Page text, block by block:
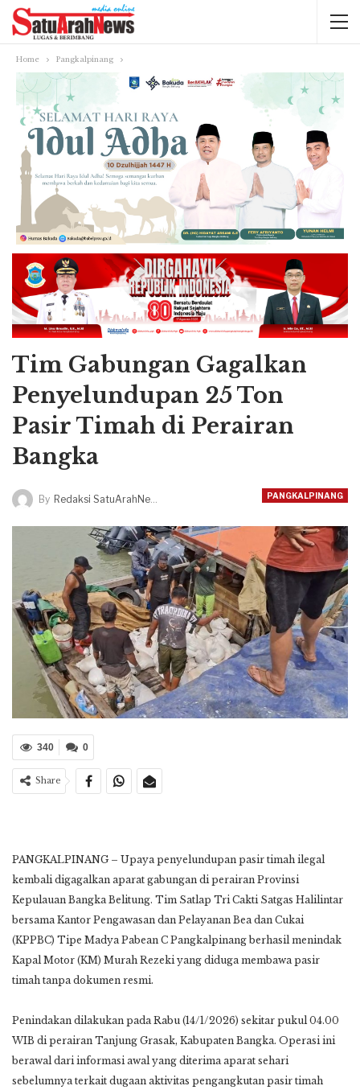
Home Pangkalpinang
Tim Gabungan Gagalkan
Penyelundupan 25 Ton
Pasir Timah di Perairan
Bangka
PANGKALPINANG
By Redaksi SatuArahNews
0
340
Share
PANGKALPINANG – Upaya penyelundupan pasir timah ilegal
kembali digagalkan aparat gabungan di perairan Provinsi
Kepulauan Bangka Belitung. Tim Satlap Tri Cakti Satgas Halilintar
bersama Kantor Pengawasan dan Pelayanan Bea dan Cukai
(KPPBC) Tipe Madya Pabean C Pangkalpinang berhasil menindak
Kapal Motor (KM) Murah Rezeki yang diduga membawa pasir
timah tanpa dokumen resmi.
Penindakan dilakukan pada Rabu (14/1/2026) sekitar pukul 04.00
WIB di perairan Tanjung Grasak, Kabupaten Bangka. Operasi ini
berawal dari informasi awal yang diterima aparat sehari
sebelumnya terkait dugaan aktivitas pengangkutan pasir timah